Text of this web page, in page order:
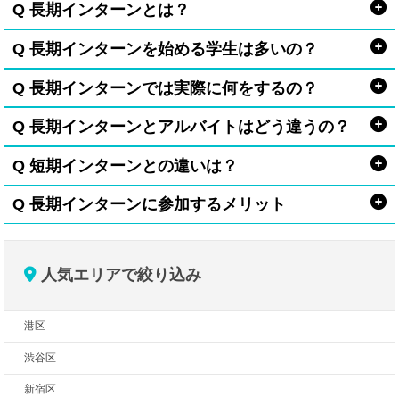
Q 長期インターンとは？
Q 長期インターンを始める学生は多いの？
Q 長期インターンでは実際に何をするの？
Q 長期インターンとアルバイトはどう違うの？
Q 短期インターンとの違いは？
Q 長期インターンに参加するメリット
人気エリアで絞り込み
港区
渋谷区
新宿区